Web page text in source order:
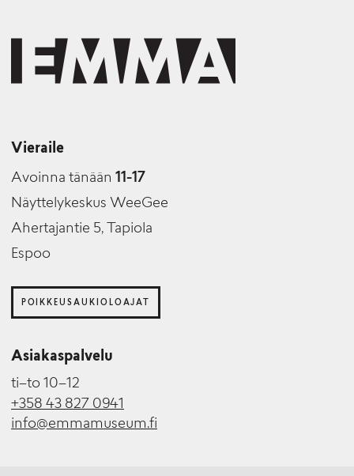
Vieraile
Avoinna tänään 11-17
Näyttelykeskus WeeGee
Ahertajantie 5, Tapiola
Espoo
POIKKEUSAUKIOLOAJAT
Asiakaspalvelu
ti–to 10–12
+358 43 827 0941
info@emmamuseum.fi